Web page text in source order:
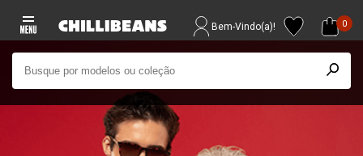
Bem-Vindo(a)! 0